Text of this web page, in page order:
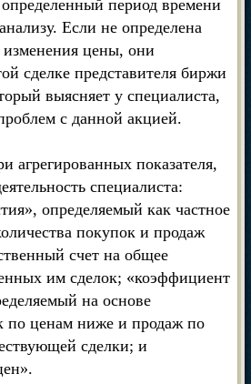
период времени
Если не определена
цены, они
сделке представителя биржи
выясняет у специалиста,
с данной акцией.
агрегированных показателя,
специалиста:
определяемый как частное
покупок и продаж
счет на общее
им сделок; «коэффициент
на основе
по ценам ниже и продаж по
сделки; и